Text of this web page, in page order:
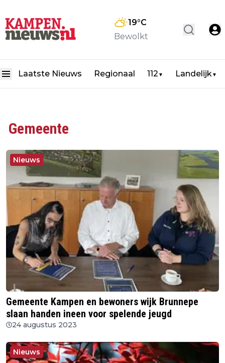
19°C
Bewolkt
Laatste Nieuws Regionaal 112 ▼ Landelijk▼
Gemeente
Nieuws
Gemeente Kampen en bewoners wijk Brunnepe
slaan handen ineen voor spelende jeugd
24 augustus 2023
Nieuws